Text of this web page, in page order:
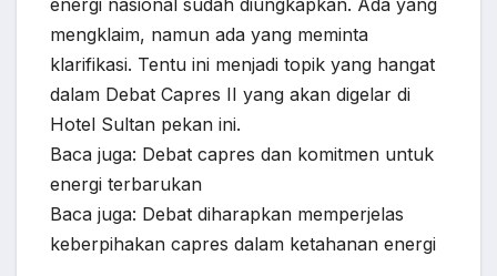
energi nasional sudah diungkapkan. Ada yang
mengklaim, namun ada yang meminta
klarifikasi. Tentu ini menjadi topik yang hangat
dalam Debat Capres II yang akan digelar di
Hotel Sultan pekan ini.
Baca juga: Debat capres dan komitmen untuk
energi terbarukan
Baca juga: Debat diharapkan memperjelas
keberpihakan capres dalam ketahanan energi